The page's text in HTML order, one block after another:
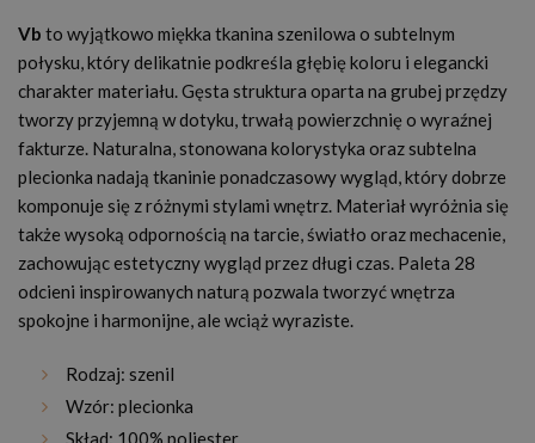
Vb to wyjątkowo miękka tkanina szenilowa o subtelnym
połysku, który delikatnie podkreśla głębię koloru i elegancki
charakter materiału. Gęsta struktura oparta na grubej przędzy
tworzy przyjemną w dotyku, trwałą powierzchnię o wyraźnej
fakturze. Naturalna, stonowana kolorystyka oraz subtelna
plecionka nadają tkaninie ponadczasowy wygląd, który dobrze
komponuje się z różnymi stylami wnętrz. Materiał wyróżnia się
także wysoką odpornością na tarcie, światło oraz mechacenie,
zachowując estetyczny wygląd przez długi czas. Paleta 28
odcieni inspirowanych naturą pozwala tworzyć wnętrza
spokojne i harmonijne, ale wciąż wyraziste.
Rodzaj: szenil
Wzór: plecionka